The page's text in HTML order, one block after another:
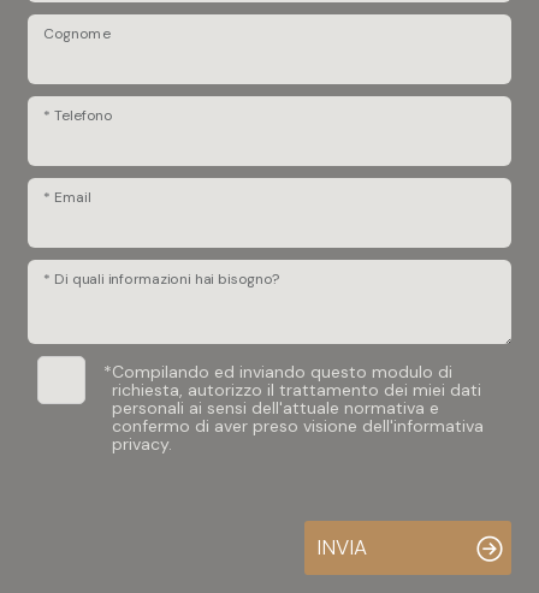
Cognome
* Telefono
* Email
* Di quali informazioni hai bisogno?
*Compilando ed inviando questo modulo di
richiesta, autorizzo il trattamento dei miei dati
personali ai sensi dell'attuale normativa e
confermo di aver preso visione dell'informativa
privacy.
INVIA